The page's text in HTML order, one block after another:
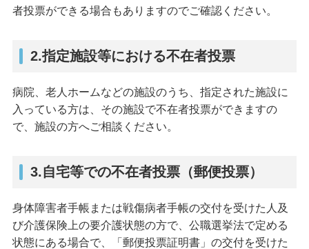
者投票ができる場合もありますのでご確認ください。
2.指定施設等における不在者投票
病院、老人ホームなどの施設のうち、指定された施設に
入っている方は、その施設で不在者投票ができますの
で、施設の方へご相談ください。
3.自宅等での不在者投票（郵便投票）
身体障害者手帳または戦傷病者手帳の交付を受けた人及
び介護保険上の要介護状態の方で、公職選挙法で定める
状態にある場合で、「郵便投票証明書」の交付を受けた